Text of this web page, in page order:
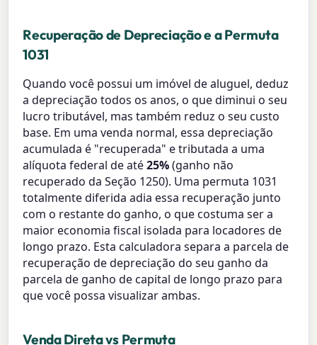
Recuperação de Depreciação e a Permuta
1031
Quando você possui um imóvel de aluguel, deduz
a depreciação todos os anos, o que diminui o seu
lucro tributável, mas também reduz o seu custo
base. Em uma venda normal, essa depreciação
acumulada é "recuperada" e tributada a uma
alíquota federal de até25%(ganho não
recuperado da Seção 1250). Uma permuta 1031
totalmente diferida adia essa recuperação junto
com o restante do ganho, o que costuma ser a
maior economia fiscal isolada para locadores de
longo prazo. Esta calculadora separa a parcela de
recuperação de depreciação do seu ganho da
parcela de ganho de capital de longo prazo para
que você possa visualizar ambas.
Venda Direta vs Permuta